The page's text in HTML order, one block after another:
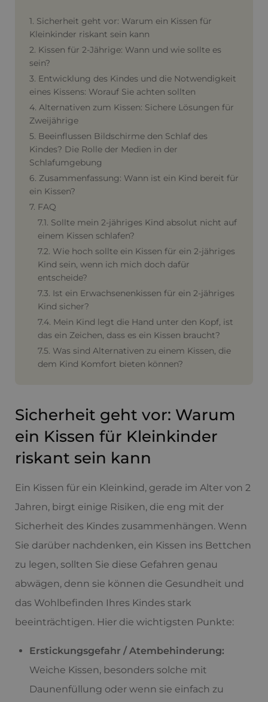
1. Sicherheit geht vor: Warum ein Kissen für
Kleinkinder riskant sein kann
2. Kissen für 2-Jährige: Wann und wie sollte es
sein?
3. Entwicklung des Kindes und die Notwendigkeit
eines Kissens: Worauf Sie achten sollten
4. Alternativen zum Kissen: Sichere Lösungen für
Zweijährige
5. Beeinflussen Bildschirme den Schlaf des
Kindes? Die Rolle der Medien in der
Schlafumgebung
6. Zusammenfassung: Wann ist ein Kind bereit für
ein Kissen?
7. FAQ
7.1. Sollte mein 2-jähriges Kind absolut nicht auf
einem Kissen schlafen?
7.2. Wie hoch sollte ein Kissen für ein 2-jähriges
Kind sein, wenn ich mich doch dafür
entscheide?
7.3. Ist ein Erwachsenenkissen für ein 2-jähriges
Kind sicher?
7.4. Mein Kind legt die Hand unter den Kopf, ist
das ein Zeichen, dass es ein Kissen braucht?
7.5. Was sind Alternativen zu einem Kissen, die
dem Kind Komfort bieten können?
Sicherheit geht vor: Warum
ein Kissen für Kleinkinder
riskant sein kann
Ein Kissen für ein Kleinkind, gerade im Alter von 2
Jahren, birgt einige Risiken, die eng mit der
Sicherheit des Kindes zusammenhängen. Wenn
Sie darüber nachdenken, ein Kissen ins Bettchen
zu legen, sollten Sie diese Gefahren genau
abwägen, denn sie können die Gesundheit und
das Wohlbefinden Ihres Kindes stark
beeinträchtigen. Hier die wichtigsten Punkte:
Erstickungsgefahr / Atembehinderung:
Weiche Kissen, besonders solche mit
Daunenfüllung oder wenn sie einfach zu